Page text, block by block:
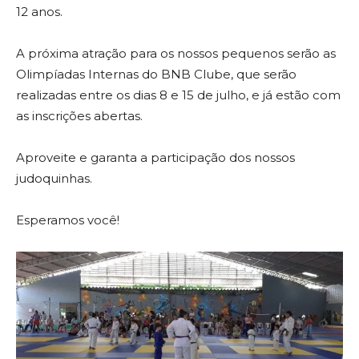
12 anos.
A próxima atração para os nossos pequenos serão as
Olimpíadas Internas do BNB Clube, que serão
realizadas entre os dias 8 e 15 de julho, e já estão com
as inscrições abertas.
Aproveite e garanta a participação dos nossos
judoquinhas.
Esperamos você!